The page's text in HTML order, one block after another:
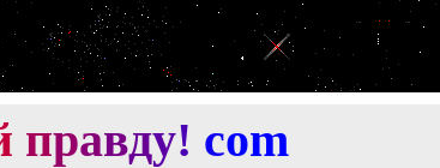
правду! com